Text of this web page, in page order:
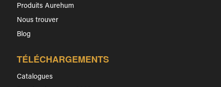
Produits Aurehum
Nous trouver
Blog
TÉLÉCHARGEMENTS
Catalogues